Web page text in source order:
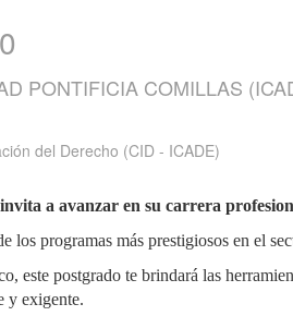
PONTIFICIA COMILLAS
del Derecho (CID - ICADE)
a avanzar en su carrera
los programas más prestigiosos en el
este postgrado te brindará las
y exigente.